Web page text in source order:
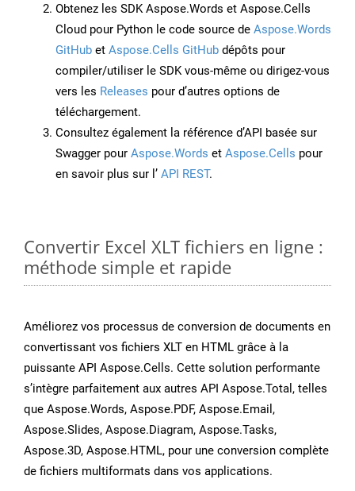
Obtenez les SDK Aspose.Words et Aspose.Cells
Cloud pour Python le code source de Aspose.Words
GitHub et Aspose.Cells GitHub dépôts pour
compiler/utiliser le SDK vous-même ou dirigez-vous
vers les Releases pour d’autres options de
téléchargement.
Consultez également la référence d’API basée sur
Swagger pour Aspose.Words et Aspose.Cells pour
en savoir plus sur l’ API REST.
Convertir Excel XLT fichiers en ligne :
méthode simple et rapide
Améliorez vos processus de conversion de documents en
convertissant vos fichiers XLT en HTML grâce à la
puissante API Aspose.Cells. Cette solution performante
s’intègre parfaitement aux autres API Aspose.Total, telles
que Aspose.Words, Aspose.PDF, Aspose.Email,
Aspose.Slides, Aspose.Diagram, Aspose.Tasks,
Aspose.3D, Aspose.HTML, pour une conversion complète
de fichiers multiformats dans vos applications.